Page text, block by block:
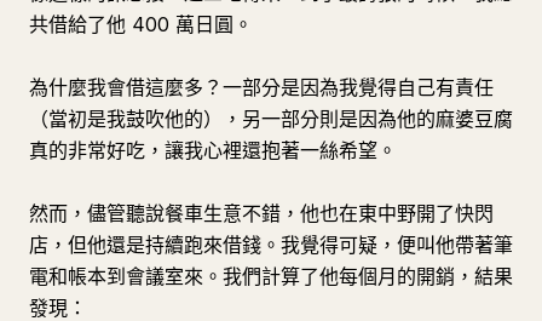
共借給了他 400 萬日圓。
為什麼我會借這麼多？一部分是因為我覺得自己有責任
（當初是我鼓吹他的），另一部分則是因為他的麻婆豆腐
真的非常好吃，讓我心裡還抱著一絲希望。
然而，儘管聽說餐車生意不錯，他也在東中野開了快閃
店，但他還是持續跑來借錢。我覺得可疑，便叫他帶著筆
電和帳本到會議室來。我們計算了他每個月的開銷，結果
發現：